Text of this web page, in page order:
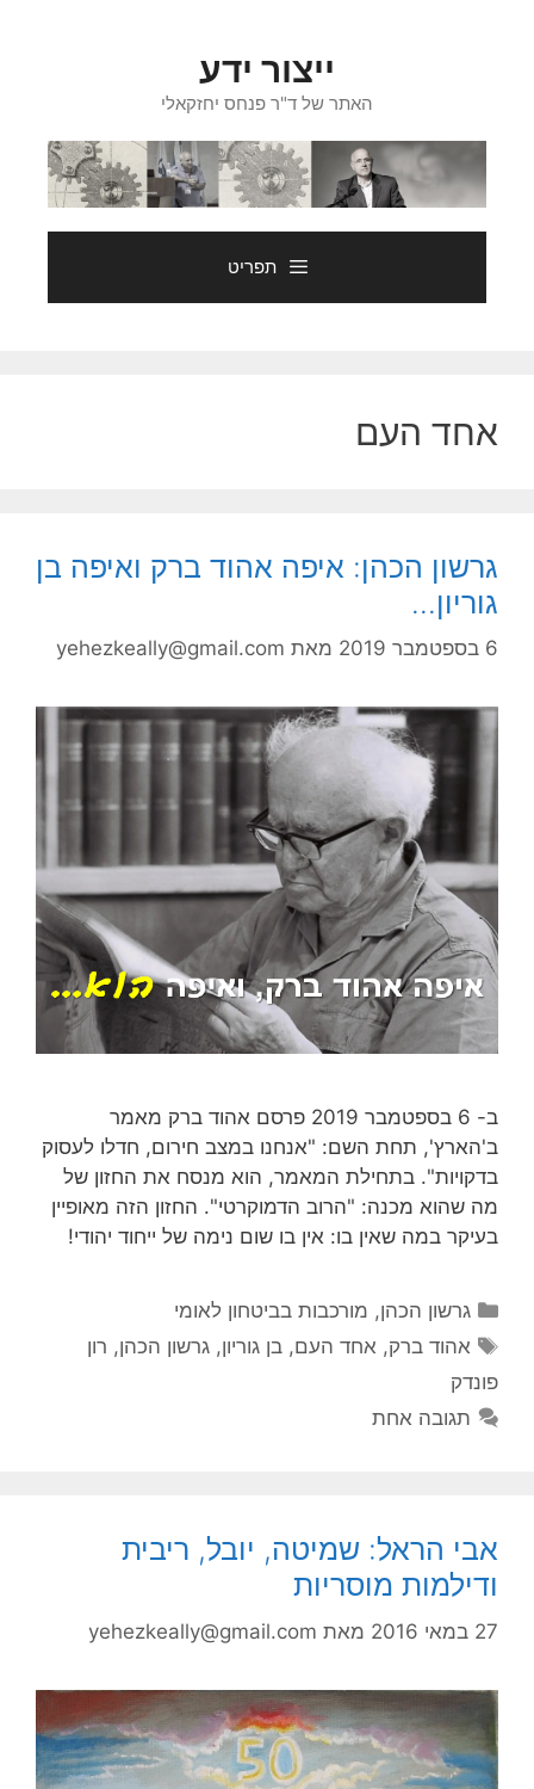
ייצור ידע
האתר של ד"ר פנחס יחזקאלי
תפריט
אחד העם
גרשון הכהן: איפה אהוד ברק ואיפה בן
גוריון…
6 בספטמבר 2019 מאת yehezkeally@gmail.com
ב- 6 בספטמבר 2019 פרסם אהוד ברק מאמר
ב'הארץ', תחת השם: "אנחנו במצב חירום, חדלו לעסוק
בדקויות". בתחילת המאמר, הוא מנסח את החזון של
מה שהוא מכנה: "הרוב הדמוקרטי". החזון הזה מאופיין
בעיקר במה שאין בו: אין בו שום נימה של ייחוד יהודי!
קטגוריות
גרשון הכהן, מורכבות בביטחון לאומי
תגיות
אהוד ברק, אחד העם,בן גוריון,גרשון הכהן, רון
פונדק
תגובה אחת
אבי הראל: שמיטה, יובל, ריבית
ודילמות מוסריות
27 במאי 2016 מאת yehezkeally@gmail.com